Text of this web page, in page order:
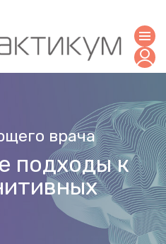
врача
подходы к